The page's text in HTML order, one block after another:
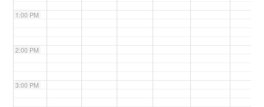
1:00 PM
2:00 PM
3:00 PM